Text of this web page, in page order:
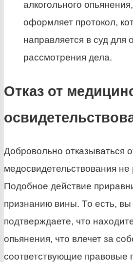
алкогольного
оформляет протокол,
направляется в суд для
рассмотрения дела.
Отказ от
Добровольно отказываться
медосвидетельствования не
Подобное действие
признанию вины. То есть,
подтверждаете, что
опьянения, что влечет за
соответствующие правовые